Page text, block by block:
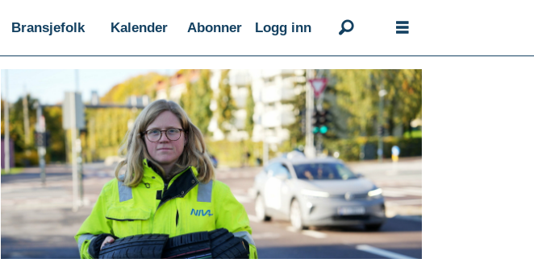
Bransjefolk Kalender Abonner Logg inn